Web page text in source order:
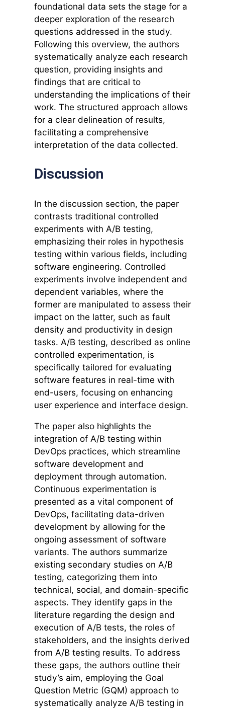
foundational data sets the stage for a
deeper exploration of the research
questions addressed in the study.
Following this overview, the authors
systematically analyze each research
question, providing insights and
findings that are critical to
understanding the implications of their
work. The structured approach allows
for a clear delineation of results,
facilitating a comprehensive
interpretation of the data collected.
Discussion
In the discussion section, the paper
contrasts traditional controlled
experiments with A/B testing,
emphasizing their roles in hypothesis
testing within various fields, including
software engineering. Controlled
experiments involve independent and
dependent variables, where the
former are manipulated to assess their
impact on the latter, such as fault
density and productivity in design
tasks. A/B testing, described as online
controlled experimentation, is
specifically tailored for evaluating
software features in real-time with
end-users, focusing on enhancing
user experience and interface design.
The paper also highlights the
integration of A/B testing within
DevOps practices, which streamline
software development and
deployment through automation.
Continuous experimentation is
presented as a vital component of
DevOps, facilitating data-driven
development by allowing for the
ongoing assessment of software
variants. The authors summarize
existing secondary studies on A/B
testing, categorizing them into
technical, social, and domain-specific
aspects. They identify gaps in the
literature regarding the design and
execution of A/B tests, the roles of
stakeholders, and the insights derived
from A/B testing results. To address
these gaps, the authors outline their
study’s aim, employing the Goal
Question Metric (GQM) approach to
systematically analyze A/B testing in